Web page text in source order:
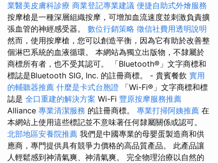
業醫美皮膚科診療 商業登記專業建議 便捷自助式外燴服務
按摩槍是一種深層組織按摩，可增加血流速度並刺激負責擴
張血管的神經感受器。 數位行銷策略 徵信社費用透明說明
然而，使用按摩槍，您可以創造平衡，因為它有助於改善整
個淋巴系統的血液循環。 本網站為獨立出版物，不隸屬於
商標所有者，也不受其認可。 「Bluetooth®」文字商標和
標誌是Bluetooth SIG, Inc. 的註冊商標。 - 貴賓餐飲 實用
的輔聽器推薦 什麼是卡式台胞證 「Wi-Fi®」文字商標和標
誌是 全口重建的解決方案 Wi-Fi 豐原按摩服務推薦
Alliance 專業清潔服務 的註冊商標。 專業打掃阿姨推薦 在
本網站上使用這些標記並不意味著任何隸屬關係或認可。
北部地區安養院推薦 我們是中國專業的母嬰蛋製造商和供
應商，專門提供具有競爭力價格的高品質產品。 此產品讓
人輕鬆感到神清氣爽、神清氣爽。 完全物理治療以自然的